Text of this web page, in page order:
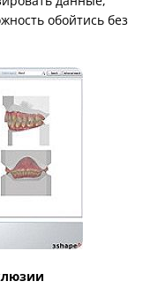
обойтись без